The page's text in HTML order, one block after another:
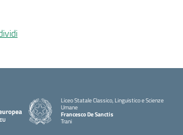
Liceo Statale Classico, Linguistico e Scienze
Umane
Francesco De Sanctis
Trani